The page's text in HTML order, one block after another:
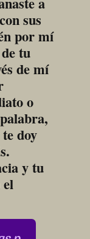
sus
por mí
tu
de mí
o
doy
y tu